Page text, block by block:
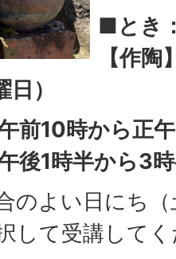
■とき
【作
）
前10時から正
後1時半から3
のよい日にち
して受講して